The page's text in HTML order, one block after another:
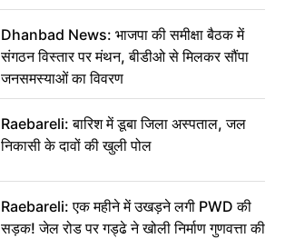
Dhanbad News: भाजपा की समीक्षा बैठक में
संगठन विस्तार पर मंथन, बीडीओ से मिलकर सौंपा
जनसमस्याओं का विवरण
Raebareli: बारिश में डूबा जिला अस्पताल, जल
निकासी के दावों की खुली पोल
Raebareli: एक महीने में उखड़ने लगी PWD की
सड़क! जेल रोड पर गड्ढे ने खोली निर्माण गुणवत्ता की